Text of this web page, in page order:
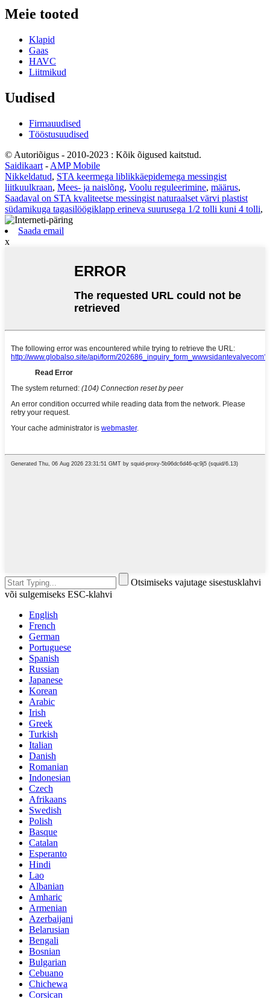
Meie tooted
Klapid
Gaas
HAVC
Liitmikud
Uudised
Firmauudised
Tööstusuudised
© Autoriõigus - 2010-2023 : Kõik õigused kaitstud.
Saidikaart - AMP Mobile
Nikkeldatud, STA keermega liblikkäepidemega messingist
liitkuulkraan, Mees- ja naislõng, Voolu reguleerimine, määrus,
Saadaval on STA kvaliteetse messingist naturaalset värvi plastist
südamikuga tagasilöögiklapp erineva suurusega 1/2 tolli kuni 4 tolli,
Saada email
x
Otsimiseks vajutage sisestusklahvi
või sulgemiseks ESC-klahvi
English
French
German
Portuguese
Spanish
Russian
Japanese
Korean
Arabic
Irish
Greek
Turkish
Italian
Danish
Romanian
Indonesian
Czech
Afrikaans
Swedish
Polish
Basque
Catalan
Esperanto
Hindi
Lao
Albanian
Amharic
Armenian
Azerbaijani
Belarusian
Bengali
Bosnian
Bulgarian
Cebuano
Chichewa
Corsican